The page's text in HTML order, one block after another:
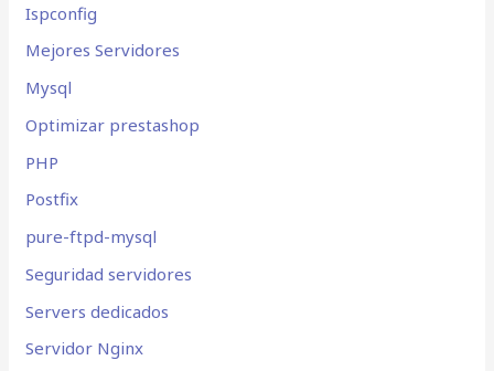
Ispconfig
Mejores Servidores
Mysql
Optimizar prestashop
PHP
Postfix
pure-ftpd-mysql
Seguridad servidores
Servers dedicados
Servidor Nginx